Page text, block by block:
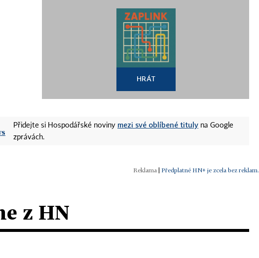
HRÁT
Přidejte si Hospodářské noviny mezi své oblíbené tituly na Google
zprávách.
Předplatné HN+ je zcela bez reklam.
z HN